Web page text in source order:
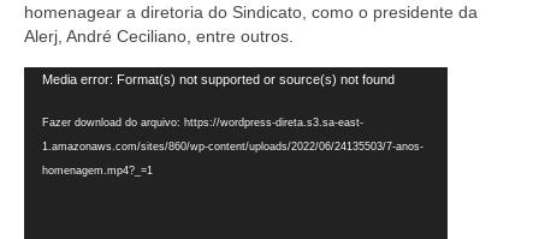
Convênios
Dependentes
Benefício Social Familiar
FIQUE POR DENTRO
homenagear a diretoria do Sindicato, como o presidente da
Alerj, André Ceciliano, entre outros.
Tocador
vídeo
Media error: Format(s) not supported or source(s) not found
Fazer download do arquivo: https://wordpress-direta.s3.sa-east-
1.amazonaws.com/sites/860/wp-content/uploads/2022/06/24135503/7-anos-
homenagem.mp4?_=1